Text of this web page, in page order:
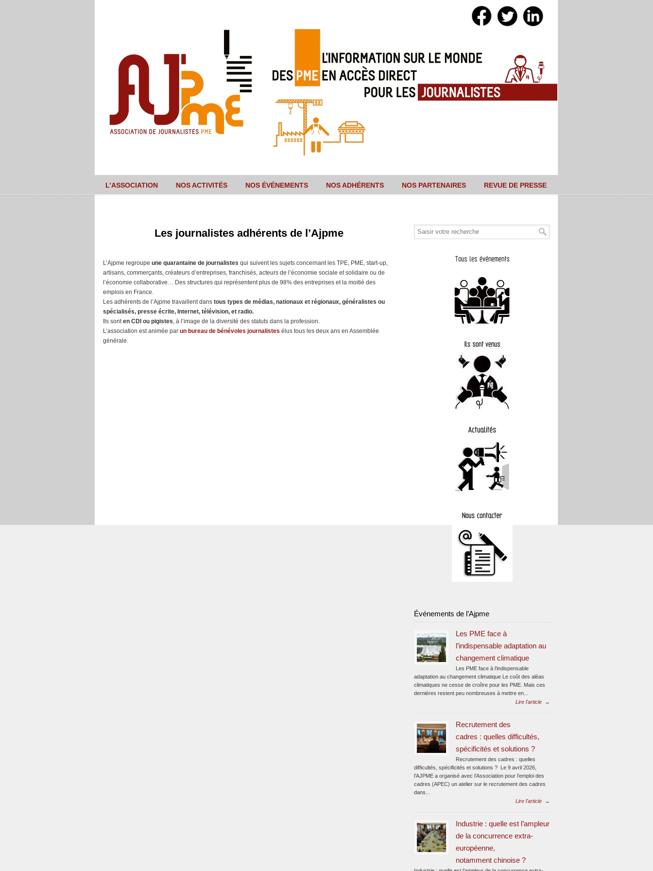
L’ASSOCIATION NOS ACTIVITÉS NOS ÉVÉNEMENTS NOS ADHÉRENTS NOS PARTENAIRES REVUE DE PRESSE
Les journalistes adhérents de l’Ajpme
L’Ajpme regroupe une quarantaine de journalistes qui suivent les sujets concernant les TPE, PME, start-up,
artisans, commerçants, créateurs d’entreprises, franchisés, acteurs de l’économie sociale et solidaire ou de
l’économie collaborative… Des structures qui représentent plus de 98% des entreprises et la moitié des
emplois en France.
Les adhérents de l’Ajpme travaillent dans tous types de médias, nationaux et régionaux, généralistes ou
spécialisés, presse écrite, Internet, télévision, et radio.
Ils sonten CDI ou pigistes, à l’image de la diversité des statuts dans la profession.
L’association est animée par un bureau de bénévoles journalistes élus tous les deux ans en Assemblée
générale.
Événements de l’Ajpme
Les PME face à
l’indispensable adaptation au
changement climatique
Les PME face à l’indispensable
adaptation au changement climatique Le coût des aléas
climatiques ne cesse de croître pour les PME. Mais ces
dernières restent peu nombreuses à mettre en...
Lire l'article
→
Recrutement des
cadres : quelles difficultés,
spécificités et solutions ?
Recrutement des cadres : quelles
difficultés, spécificités et solutions ? Le 9 avril 2026,
l’AJPME a organisé avec l’Association pour l’emploi des
cadres (APEC) un atelier sur le recrutement des cadres
dans...
Lire l'article
→
Industrie : quelle est l’ampleur
de la concurrence extra-
européenne,
notamment chinoise ?